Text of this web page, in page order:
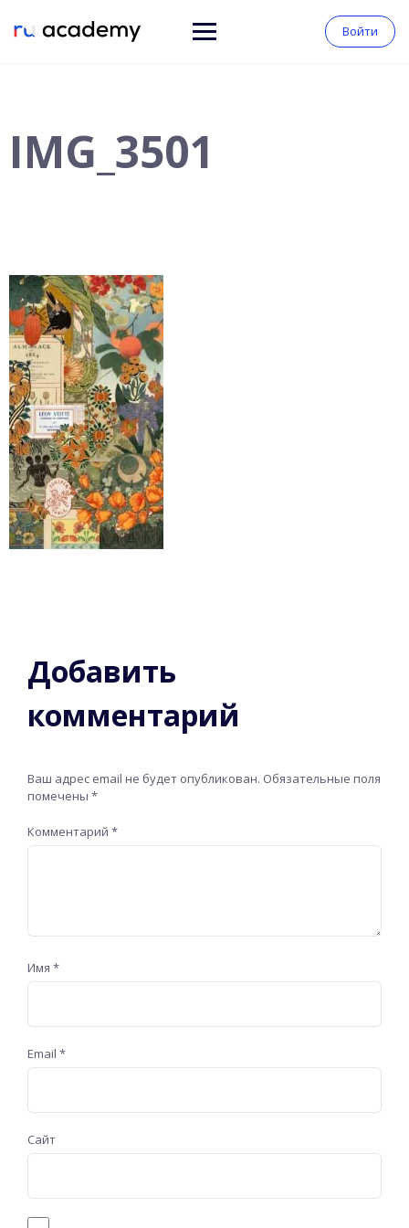
Войти
IMG_3501
Добавить
комментарий
Ваш адрес email не будет опубликован. Обязательные поля
помечены *
Комментарий *
Имя *
Email *
Сайт